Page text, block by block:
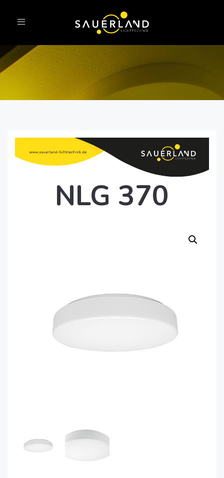
Toggle
NLG 370